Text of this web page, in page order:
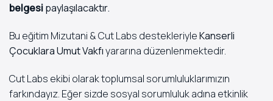
belgesipaylaşılacaktır.
Bu eğitim Mizutani & Cut Labs destekleriyleKanserli
Çocuklara Umut Vakfıyararına düzenlenmektedir.
Cut Labs ekibi olarak toplumsal sorumluluklarımızın
farkındayız. Eğer sizde sosyal sorumluluk adına etkinlik